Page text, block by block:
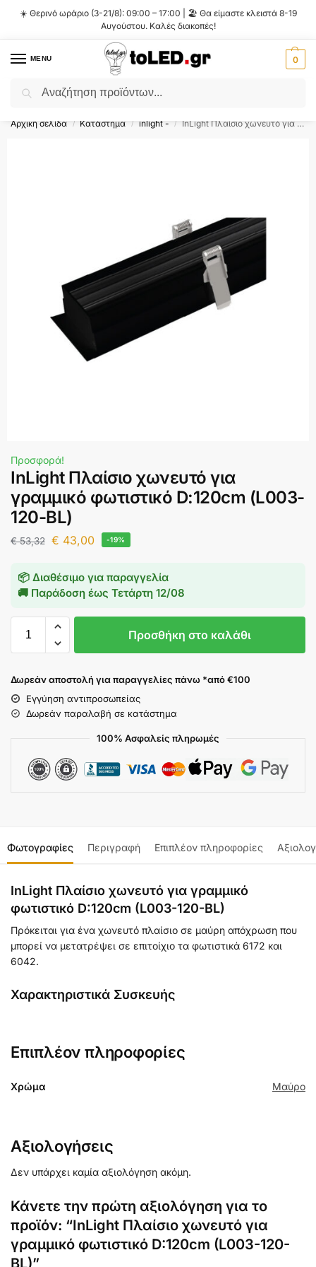
☀️ Θερινό ωράριο (3-21/8): 09:00 – 17:00 | 🏖️ Θα είμαστε κλειστά 8-19
Αυγούστου. Καλές διακοπές!
MENU 0
Flash Sale ⚡ 10% Έκπτωση με τον κωδικό
Αρχική σελίδα / Κατάστημα / inlight - / InLight Πλαίσιο χωνευτό για γραμμικό φωτιστικό D:120cm (L003-120-BL)
Προσφορά!
InLight Πλαίσιο χωνευτό για
γραμμικό φωτιστικό D:120cm (L003-
120-BL)
€53,32 € 43,00 -19%
📦 Διαθέσιμο για παραγγελία
🚚 Παράδοση έως Τετάρτη 12/08
Προσθήκη στο καλάθι
Δωρεάν αποστολή για παραγγελίες πάνω *από €100
Εγγύηση αντιπροσωπείας
Δωρεάν παραλαβή σε κατάστημα
100% Ασφαλείς πληρωμές
Φωτογραφίες Περιγραφή Επιπλέον πληροφορίες
InLight Πλαίσιο χωνευτό για γραμμικό
φωτιστικό D:120cm (L003-120-BL)
Πρόκειται για ένα χωνευτό πλαίσιο σε μαύρη απόχρωση που
μπορεί να μετατρέψει σε επιτοίχιο τα φωτιστικά 6172 και
6042.
Χαρακτηριστικά Συσκευής
Επιπλέον πληροφορίες
Χρώμα Μαύρο
Αξιολογήσεις
Δεν υπάρχει καμία αξιολόγηση ακόμη.
Κάνετε την πρώτη αξιολόγηση για το
προϊόν: “InLight Πλαίσιο χωνευτό για
γραμμικό φωτιστικό D:120cm (L003-120-
BL)”